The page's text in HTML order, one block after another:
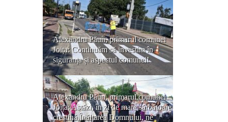
Alexandru Păun, primarul comunei
Joița: Continuăm să investim în
siguranța și aspectul comunei!
Alexandru Păun, primarul comunei
Joița: Astăzi, în zi de mare sărbătoare
creștină,Înălțarea Domnului, ne